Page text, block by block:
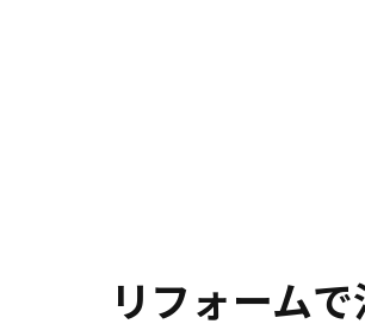
リフォーム